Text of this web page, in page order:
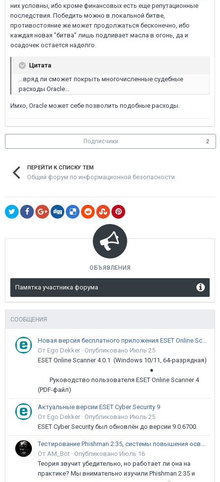
них условны, ибо кроме финансовых есть еще репутационные
последствия. Победить можно в локальной битве,
противостояние же может продолжаться бесконечно, ибо
каждая новая "битва" лишь подливает масла в огонь, да и
осадочек остается надолго.
Цитата
...вряд ли сможет покрыть многочисленные судебные
расходы Oracle...
Имхо, Oracle может себе позволить подобные расходы.
Подписчики 2
ПЕРЕЙТИ К СПИСКУ ТЕМ
Общий форум по информационной безопасности
ОБЪЯВЛЕНИЯ
Памятка участника форума
СООБЩЕНИЯ
Новая версия бесплатного приложения ESET Online Scanner доступна пользователям
От Ego Dekker · Опубликовано Июль 25
ESET Online Scanner 4.0.1 (Windows 10/11, 64-разрядная)
●
Руководство пользователя ESET Online Scanner 4
(PDF-файл)
Актуальные версии ESET Cyber Security 9
От Ego Dekker · Опубликовано Июль 25
ESET Cyber Security был обновлён до версии 9.0.6700.
Тестирование Phishman 2.35, системы повышения осведомлённости пользователей в сфере ИБ
От AM_Bot · Опубликовано Июль 16
Теория звучит убедительно, но работает ли она на
практике? Мы внимательно изучили Phishman 2.35 и